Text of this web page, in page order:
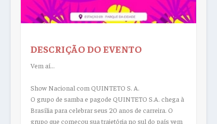
DESCRIÇÃO DO EVENTO
Vem aí…
Show Nacional com QUINTETO S. A.
O grupo de samba e pagode QUINTETO S.A. chega à
Brasília para celebrar seus 20 anos de carreira. O
grupo que começou sua trajetória no sul do país vem